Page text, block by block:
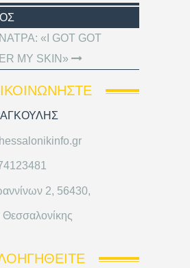
«I GOT GOT
MY SKIN»
2, 56430,